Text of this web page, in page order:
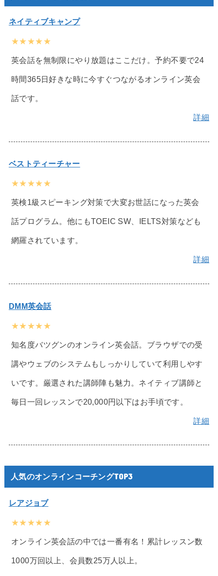
ネイティブキャンプ
★★★★★
英会話を無制限にやり放題はここだけ。予約不要で24
時間365日好きな時に今すぐつながるオンライン英会
話です。
詳細
ベストティーチャー
★★★★★
英検1級スピーキング対策で大変お世話になった英会
話プログラム。他にもTOEIC SW、IELTS対策なども
網羅されています。
詳細
DMM英会話
★★★★★
知名度バツグンのオンライン英会話。ブラウザでの受
講やウェブのシステムもしっかりしていて利用しやす
いです。厳選された講師陣も魅力。ネイティブ講師と
毎日一回レッスンで20,000円以下はお手頃です。
詳細
人気のオンラインコーチングTOP3
レアジョブ
★★★★★
オンライン英会話の中では一番有名！累計レッスン数
1000万回以上、会員数25万人以上。